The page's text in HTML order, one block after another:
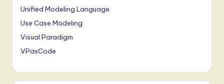
Unified Modeling Language
Use Case Modeling
Visual Paradigm
VPasCode